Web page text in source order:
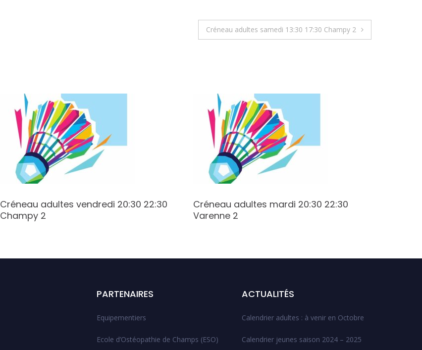
Créneau adultes samedi 13:30 17:30 Champy 2
Créneau adultes vendredi 20:30 22:30
Champy 2
Créneau adultes mardi 20:30 22:30
Varenne 2
PARTENAIRES
Equipementiers
Ecole d’Ostéopathie de Champs (ESO)
ACTUALITÉS
Calendrier adultes : à venir en Octobre
Calendrier jeunes saison 2024 – 2025